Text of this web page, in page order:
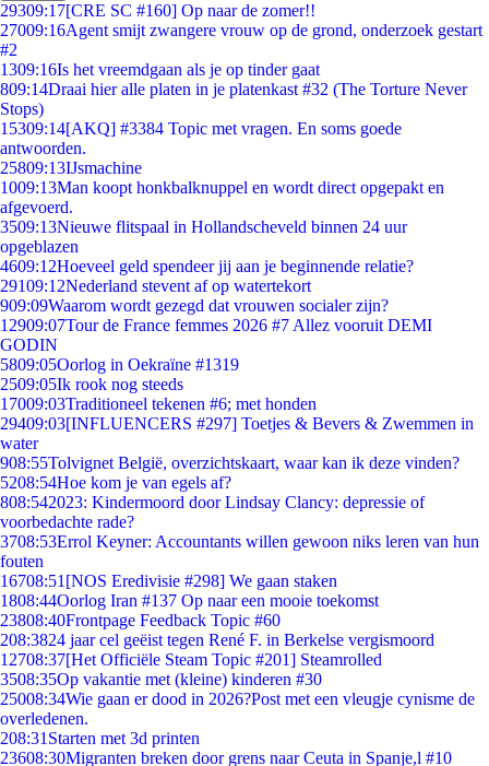
29309:17[CRE SC #160] Op naar de zomer!!
27009:16Agent smijt zwangere vrouw op de grond, onderzoek gestart
#2
1309:16Is het vreemdgaan als je op tinder gaat
809:14Draai hier alle platen in je platenkast #32 (The Torture Never
Stops)
15309:14[AKQ] #3384 Topic met vragen. En soms goede
antwoorden.
25809:13IJsmachine
1009:13Man koopt honkbalknuppel en wordt direct opgepakt en
afgevoerd.
3509:13Nieuwe flitspaal in Hollandscheveld binnen 24 uur
opgeblazen
4609:12Hoeveel geld spendeer jij aan je beginnende relatie?
29109:12Nederland stevent af op watertekort
909:09Waarom wordt gezegd dat vrouwen socialer zijn?
12909:07Tour de France femmes 2026 #7 Allez vooruit DEMI
GODIN
5809:05Oorlog in Oekraïne #1319
2509:05Ik rook nog steeds
17009:03Traditioneel tekenen #6; met honden
29409:03[INFLUENCERS #297] Toetjes & Bevers & Zwemmen in
water
908:55Tolvignet België, overzichtskaart, waar kan ik deze vinden?
5208:54Hoe kom je van egels af?
808:542023: Kindermoord door Lindsay Clancy: depressie of
voorbedachte rade?
3708:53Errol Keyner: Accountants willen gewoon niks leren van hun
fouten
16708:51 [NOS Eredivisie #298] We gaan staken
1808:44Oorlog Iran #137 Op naar een mooie toekomst
23808:40Frontpage Feedback Topic #60
208:3824 jaar cel geëist tegen René F. in Berkelse vergismoord
12708:37[Het Officiële Steam Topic #201] Steamrolled
3508:35Op vakantie met (kleine) kinderen #30
25008:34Wie gaan er dood in 2026?Post met een vleugje cynisme de
overledenen.
208:31 Starten met 3d printen
23608:30Migranten breken door grens naar Ceuta in Spanje,l #10